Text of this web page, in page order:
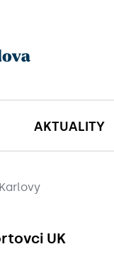
AKTUALITY
UK